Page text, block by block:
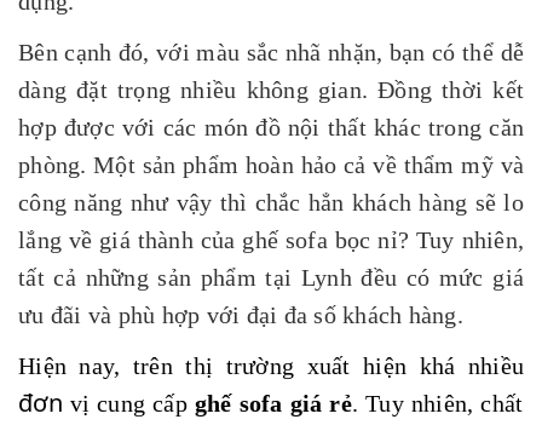
Bên cạnh đó, với màu sắc nhã nhặn, bạn có thể dễ
dàng đặt trọng nhiều không gian. Đồng thời kết
hợp được với các món đồ nội thất khác trong căn
phòng. Một sản phẩm hoàn hảo cả về thẩm mỹ và
công năng như vậy thì chắc hẳn khách hàng sẽ lo
lắng về giá thành của ghế sofa bọc nỉ? Tuy nhiên,
tất cả những sản phẩm tại Lynh đều có mức giá
ưu đãi và phù hợp với đại đa số khách hàng.
Hiện nay, trên thị trường xuất hiện khá nhiều
đơn vị cung cấp ghế sofa giá rẻ. Tuy nhiên, chất